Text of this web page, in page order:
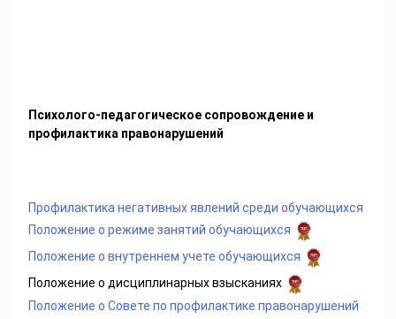
Психолого-педагогическое сопровождение и
профилактика правонарушений
Профилактика негативных явлений среди обучающихся
Положение о режиме занятий обучающихся
Положение о внутреннем учете обучающихся
Положение о дисциплинарных взысканиях
Положение о Совете по профилактике правонарушений